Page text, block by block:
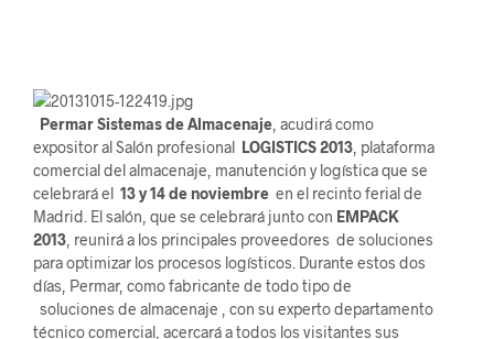
Permar Sistemas de Almacenaje , acudirá como
expositor al Salón profesional LOGISTICS 2013 , plataforma
comercial del almacenaje, manutención y logística que se
celebrará el 13 y 14 de noviembre en el recinto ferial de
Madrid. El salón, que se celebrará junto con EMPACK
2013 , reunirá a los principales proveedores de soluciones
para optimizar los procesos logísticos. Durante estos dos
días, Permar, como fabricante de todo tipo de
soluciones de almacenaje , con su experto departamento
técnico comercial, acercará a todos los visitantes sus